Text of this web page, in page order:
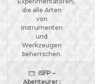
die alle Arten
von
Instrumenten
und
Werkzeugen
beherrschen.
ISFP –
Abenteurer :